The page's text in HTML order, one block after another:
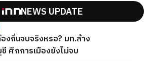
NEWS UPDATE
งถิ่นจบจริงหรอ? มท.ล้าง
ศึกการเมืองยังไม่จบ